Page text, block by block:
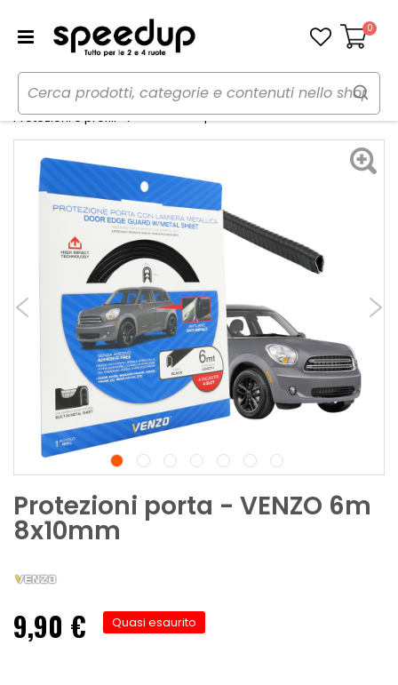
Carrello
0
Home Auto
Tuning esterno e pellicole
Protezioni e profili
Protezioni porta - VENZO
Protezioni porta - VENZO 6m
8x10mm
9,90 € Quasi esaurito